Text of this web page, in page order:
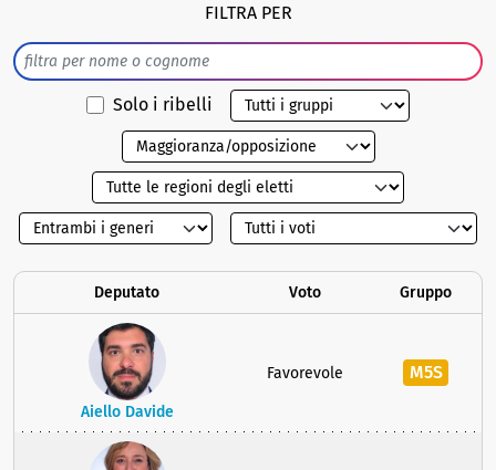
FILTRA PER
Solo i ribelli
Deputato Voto Gruppo
Aiello Davide
Favorevole M5S